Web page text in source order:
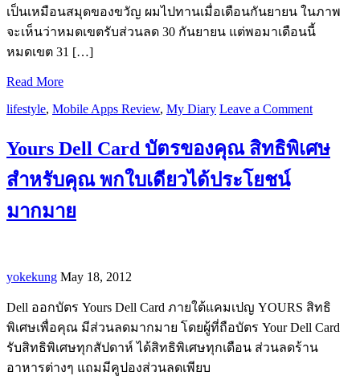
เป็นเหมือนสมุดของขวัญ ผมไปทานเมื่อเดือนกันยายน ในภาพ
จะเห็นว่าหมดเขตรับส่วนลด 30 กันยายน แต่พอมาเดือนนี้
หมดเขต 31 […]
Read More
lifestyle, Mobile Apps Review, My Diary Leave a Comment
Yours Dell Card บัตรของคุณ สิทธิพิเศษ
สำหรับคุณ พกใบเดียวได้ประโยชน์
มากมาย
yokekung May 18, 2012
Dell ออกบัตร Yours Dell Card ภายใต้แคมเปญ YOURS สิทธิ
พิเศษเพื่อคุณ มีส่วนลดมากมาย โดยผู้ที่ถือบัตร Your Dell Card
รับสิทธิพิเศษทุกสัปดาห์ ได้สิทธิพิเศษทุกเดือน ส่วนลดร้าน
อาหารต่างๆ แถมมีคูปองส่วนลดเพียบ